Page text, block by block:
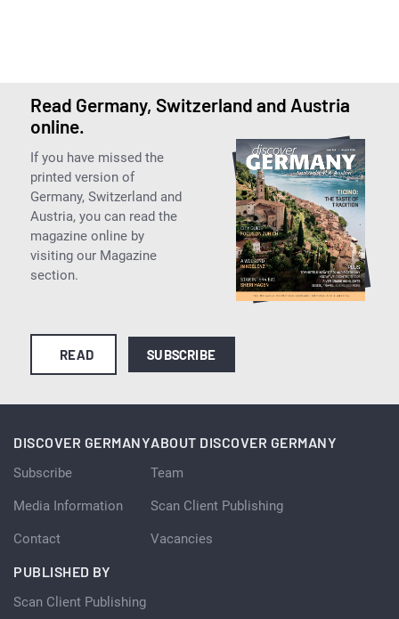
Read Germany, Switzerland and Austria
online.
If you have missed the
printed version of
Germany, Switzerland and
Austria, you can read the
magazine online by
visiting our Magazine
section.
READ SUBSCRIBE
DISCOVER GERMANY
Subscribe
Media Information
Contact
ABOUT DISCOVER GERMANY
Team
Scan Client Publishing
Vacancies
PUBLISHED BY
Scan Client Publishing